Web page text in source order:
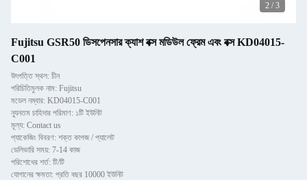
2 / 3
Fujitsu GSR50 ডিসপেনসার ক্যাশ বক্স মডিউল ফ্রেম এবং বক্স KD04015-
C001
উৎপত্তি স্থল: চীন
পরিচিতিমুলক নাম: Fujitsu
মডেল নম্বার: KD04015-C001
ন্যূনতম চাহিদার পরিমাণ: ১টি ইউনিট
মূল্য: Contact us
প্যাকেজিং বিবরণ: শক্ত কাগজ / প্যালেট
ডেলিভারি সময়: 7-14 কাজ
পরিশোধের শর্ত: টি/টি
যোগানের ক্ষমতা: প্রতি বছর 10000 ইউনিট